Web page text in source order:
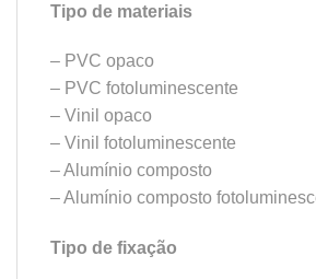
Tipo de materiais
– PVC opaco
– PVC fotoluminescente
– Vinil opaco
– Vinil fotoluminescente
– Alumínio composto
– Alumínio composto
Tipo de fixação